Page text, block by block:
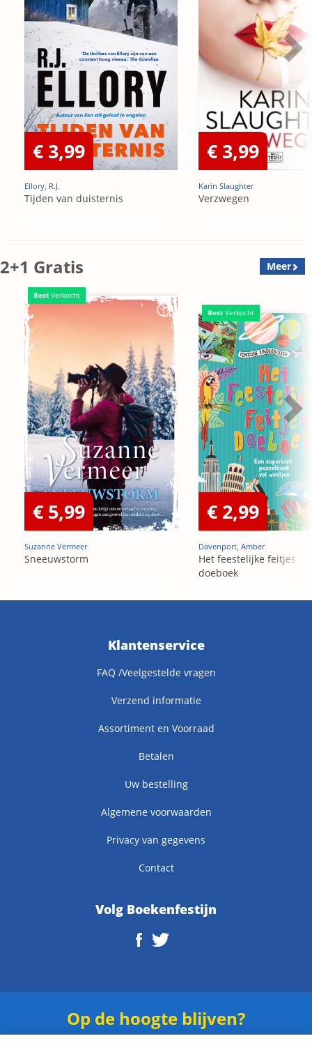
€ 3,99
Ellory, R.J.
Tijden van duisternis
€ 3,99
Karin Slaughter
Verzwegen
2+1 Gratis Meer
Best Verkocht
€ 5,99
Suzanne Vermeer
Sneeuwstorm
Best Verkocht
€ 2,99
Davenport, Amber
Het feestelijke feitjes
doeboek
Klantenservice
FAQ /Veelgestelde vragen
Verzend informatie
Assortiment en Voorraad
Betalen
Uw bestelling
Algemene voorwaarden
Privacy van gegevens
Contact
Volg Boekenfestijn
Op de hoogte blijven?